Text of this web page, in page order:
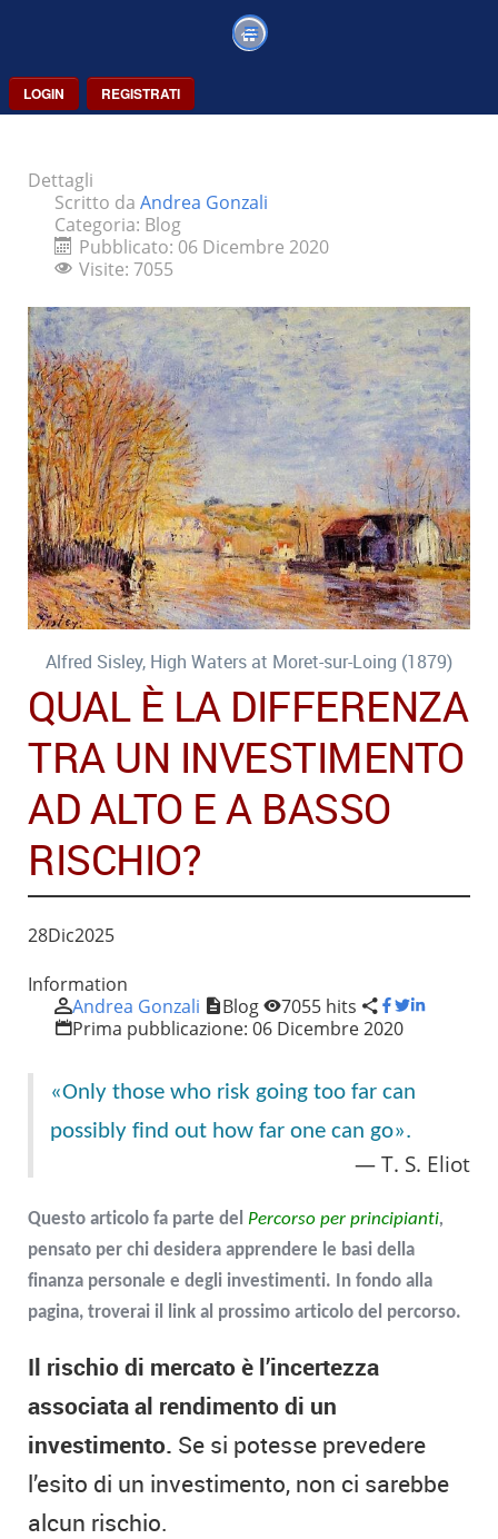
LOGIN REGISTRATI
Dettagli
Scritto da Andrea Gonzali
Categoria: Blog
Pubblicato: 06 Dicembre 2020
Visite: 7055
Alfred Sisley, High Waters at Moret-sur-Loing (1879)
QUAL È LA DIFFERENZA
TRA UN INVESTIMENTO
AD ALTO E A BASSO
RISCHIO?
28Dic2025
Information
Andrea Gonzali
Blog
7055 hits
Prima pubblicazione: 06 Dicembre 2020
«Only those who risk going too far can
possibly find out how far one can go».
T. S. Eliot
Questo articolo fa parte del Percorso per principianti,
pensato per chi desidera apprendere le basi della
finanza personale e degli investimenti. In fondo alla
pagina, troverai il link al prossimo articolo del percorso.
Il rischio di mercato è l’incertezza
associata al rendimento di un
investimento. Se si potesse prevedere
l’esito di un investimento, non ci sarebbe
alcun rischio.